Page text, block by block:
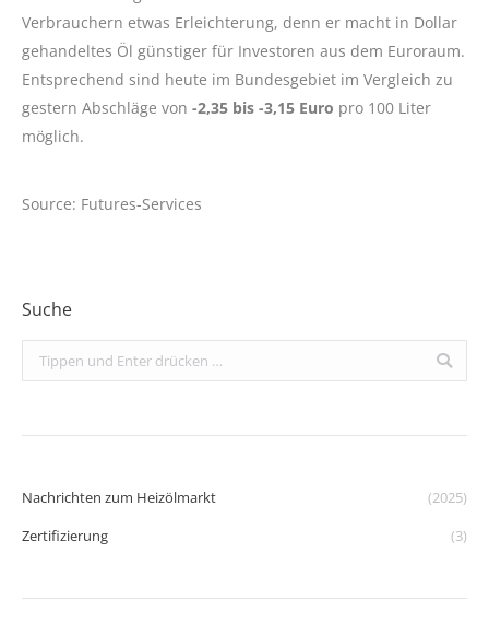
Verbrauchern etwas Erleichterung, denn er macht in Dollar
gehandeltes Öl günstiger für Investoren aus dem Euroraum.
Entsprechend sind heute im Bundesgebiet im Vergleich zu
gestern Abschläge von -2,35 bis -3,15 Euro pro 100 Liter
möglich.
Source: Futures-Services
Suche
Search:
Nachrichten zum Heizölmarkt
(2025)
Zertifizierung
(3)